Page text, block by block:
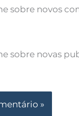
sobre novos
sobre novas